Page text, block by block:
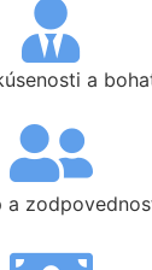
a
a